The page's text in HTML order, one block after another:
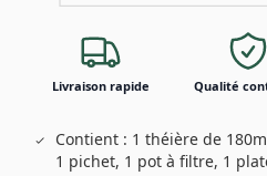
Livraison rapide Qualité
Contient : 1 théière de
1 pichet, 1 pot à filtre, 1